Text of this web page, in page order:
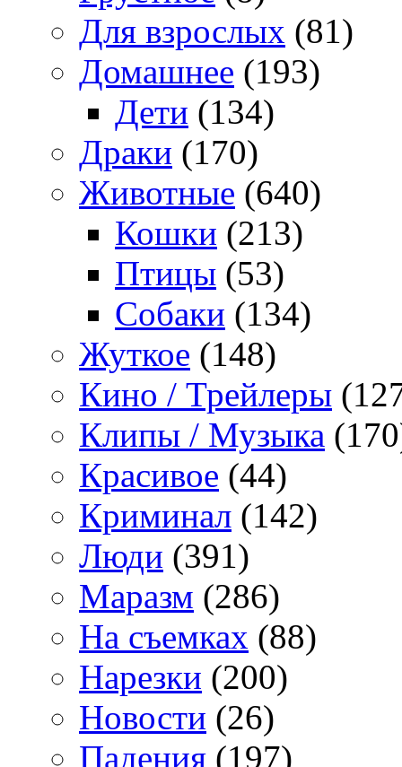
Для взрослых (81)
Домашнее (193)
Дети (134)
Драки (170)
Животные (640)
Кошки (213)
Птицы (53)
Собаки (134)
Жуткое (148)
Кино / Трейлеры
Клипы / Музыка
Красивое (44)
Криминал (142)
Люди (391)
Маразм (286)
На съемках (88)
Нарезки (200)
Новости (26)
Падения (197)